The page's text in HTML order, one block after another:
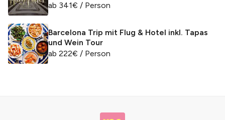
ab 341€ / Person
Barcelona Trip mit Flug & Hotel inkl. Tapas
und Wein Tour
ab 222€ / Person